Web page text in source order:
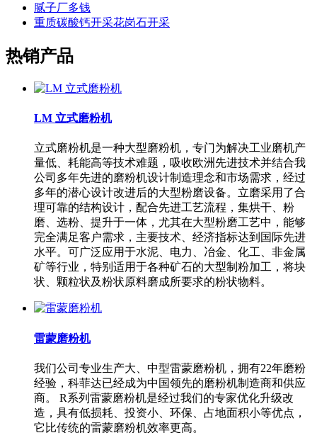
腻子厂多钱
重质碳酸钙开采花岗石开采
热销产品
LM 立式磨粉机
立式磨粉机是一种大型磨粉机，专门为解决工业磨机产
量低、耗能高等技术难题，吸收欧洲先进技术并结合我
公司多年先进的磨粉机设计制造理念和市场需求，经过
多年的潜心设计改进后的大型粉磨设备。立磨采用了合
理可靠的结构设计，配合先进工艺流程，集烘干、粉
磨、选粉、提升于一体，尤其在大型粉磨工艺中，能够
完全满足客户需求，主要技术、经济指标达到国际先进
水平。可广泛应用于水泥、电力、冶金、化工、非金属
矿等行业，特别适用于各种矿石的大型制粉加工，将块
状、颗粒状及粉状原料磨成所要求的粉状物料。
雷蒙磨粉机
我们公司专业生产大、中型雷蒙磨粉机，拥有22年磨粉
经验，科菲达已经成为中国领先的磨粉机制造商和供应
商。 R系列雷蒙磨粉机是经过我们的专家优化升级改
造，具有低损耗、投资小、环保、占地面积小等优点，
它比传统的雷蒙磨粉机效率更高。